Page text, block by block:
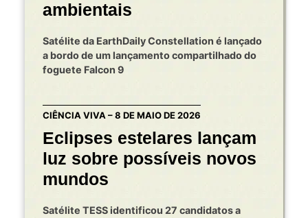
ambientais
Satélite da EarthDaily Constellation é lançado
a bordo de um lançamento compartilhado do
foguete Falcon 9
CIÊNCIA VIVA – 8 DE MAIO DE 2026
Eclipses estelares lançam
luz sobre possíveis novos
mundos
Satélite TESS identificou 27 candidatos a